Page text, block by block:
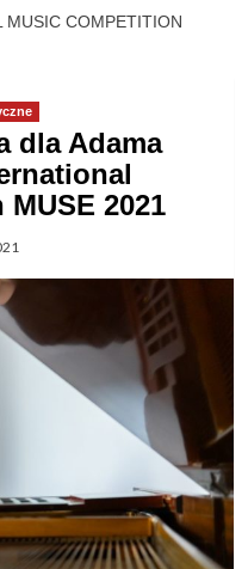
MUSIC COMPETITION
dla Adama
2021